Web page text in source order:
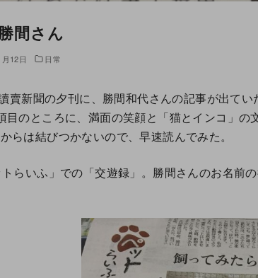
間さん
12日 日常
賣新聞の夕刊に、勝間和代さんの記事が出てい
のところに、満面の笑顔と「猫とインコ」の文
らは結びつかないので、早速読んでみた。
らいふ」での「交遊録」。勝間さんのお名前